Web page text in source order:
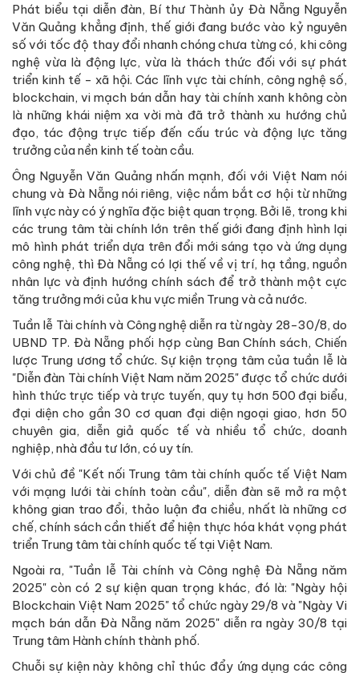
Phát biểu tại diễn đàn, Bí thư Thành ủy Đà Nẵng Nguyễn
Văn Quảng khẳng định, thế giới đang bước vào kỷ nguyên
số với tốc độ thay đổi nhanh chóng chưa từng có, khi công
nghệ vừa là động lực, vừa là thách thức đối với sự phát
triển kinh tế - xã hội. Các lĩnh vực tài chính, công nghệ số,
blockchain, vi mạch bán dẫn hay tài chính xanh không còn
là những khái niệm xa vời mà đã trở thành xu hướng chủ
đạo, tác động trực tiếp đến cấu trúc và động lực tăng
trưởng của nền kinh tế toàn cầu.
Ông Nguyễn Văn Quảng nhấn mạnh, đối với Việt Nam nói
chung và Đà Nẵng nói riêng, việc nắm bắt cơ hội từ những
lĩnh vực này có ý nghĩa đặc biệt quan trọng. Bởi lẽ, trong khi
các trung tâm tài chính lớn trên thế giới đang định hình lại
mô hình phát triển dựa trên đổi mới sáng tạo và ứng dụng
công nghệ, thì Đà Nẵng có lợi thế về vị trí, hạ tầng, nguồn
nhân lực và định hướng chính sách để trở thànhmột cực
tăng trưởng mới của khu vực miền Trung và cả nước.
Tuần lễ Tài chính và Công nghệ diễn ra từ ngày 28-30/8, do
UBND TP. Đà Nẵng phối hợp cùng Ban Chính sách, Chiến
lược Trung ương tổ chức. Sự kiện trọng tâm của tuần lễ là
"Diễn đàn Tài chính Việt Nam năm 2025" được tổ chức dưới
hình thức trực tiếp và trực tuyến, quy tụ hơn 500 đại biểu,
đại diện cho gần 30 cơ quan đại diện ngoại giao, hơn 50
chuyên gia, diễn giả quốc tế và nhiều tổ chức, doanh
nghiệp, nhà đầu tư lớn, có uy tín.
Với chủ đề "Kết nối Trung tâm tài chính quốc tế Việt Nam
với mạng lưới tài chính toàn cầu", diễn đàn sẽ mở ra một
không gian trao đổi, thảo luận đa chiều, nhất là những cơ
chế, chính sách cần thiết để hiện thực hóa khát vọng phát
triển Trung tâm tài chính quốc tế tại Việt Nam.
Ngoài ra, "Tuần lễ Tài chính và Công nghệ Đà Nẵng năm
2025" còn có 2 sự kiện quan trọng khác, đó là: "Ngày hội
Blockchain Việt Nam 2025" tổ chức ngày 29/8 và "Ngày Vi
mạch bán dẫn Đà Nẵng năm 2025" diễn ra ngày 30/8 tại
Trung tâm Hành chính thành phố.
Chuỗi sự kiện này không chỉ thúc đẩy ứng dụng các công